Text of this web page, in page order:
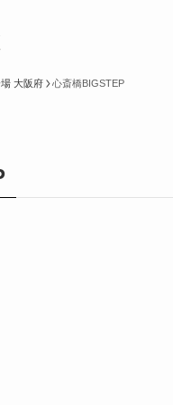
大阪府 心斎橋BIGSTEP